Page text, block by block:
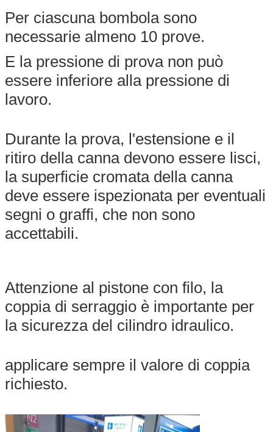
Per ciascuna bombola sono
necessarie almeno 10 prove.
E la pressione di prova non può
essere inferiore alla pressione di
lavoro.
Durante la prova, l'estensione e il
ritiro della canna devono essere lisci,
la superficie cromata della canna
deve essere ispezionata per eventuali
segni o graffi, che non sono
accettabili.
Attenzione al pistone con filo, la
coppia di serraggio è importante per
la sicurezza del cilindro idraulico.
applicare sempre il valore di coppia
richiesto.